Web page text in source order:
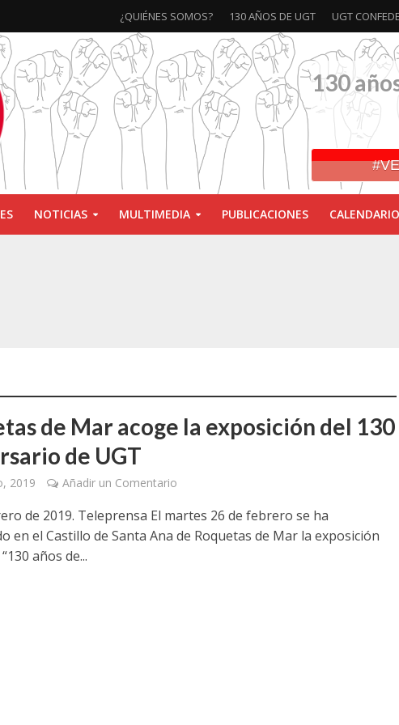
¿QUIÉNES SOMOS? 130 AÑOS DE UGT UGT
130
NOTICIAS MULTIMEDIA PUBLICACIONES CALENDARIO
las jornadas “Impactos económicos en Andalucía: la globalización cuestionada”.
‘130 aniversario’ en Las Palmas de Gran Canaria
‘130 Años de Luchas y Conquistas’
asesinado por Franco por sus editoriales de prensa
Sevilla acogerá la exposición 130 aniversario con la que UGT comenzó su
de Mar acoge la exposición del 130
de UGT
2019 Añadir un Comentario
de 2019. Teleprensa El martes 26 de febrero se ha
en el Castillo de Santa Ana de Roquetas de Mar la exposición
años de...